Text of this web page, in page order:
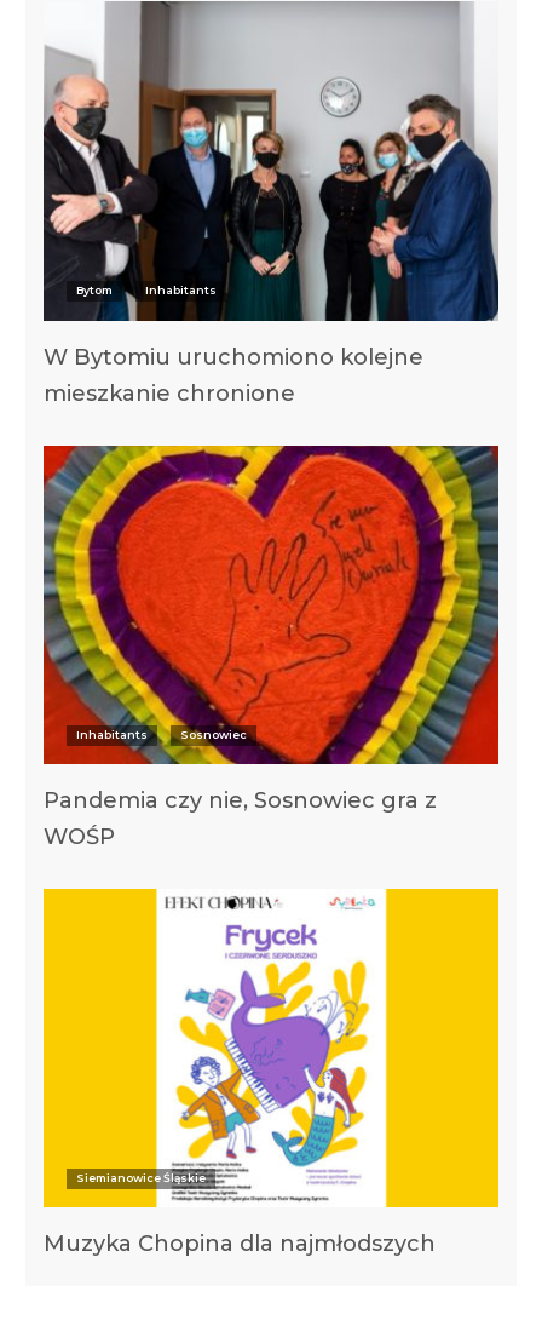
Bytom Inhabitants
W Bytomiu uruchomiono kolejne
mieszkanie chronione
Inhabitants Sosnowiec
Pandemia czy nie, Sosnowiec gra z
WOŚP
Siemianowice Śląskie
Muzyka Chopina dla najmłodszych